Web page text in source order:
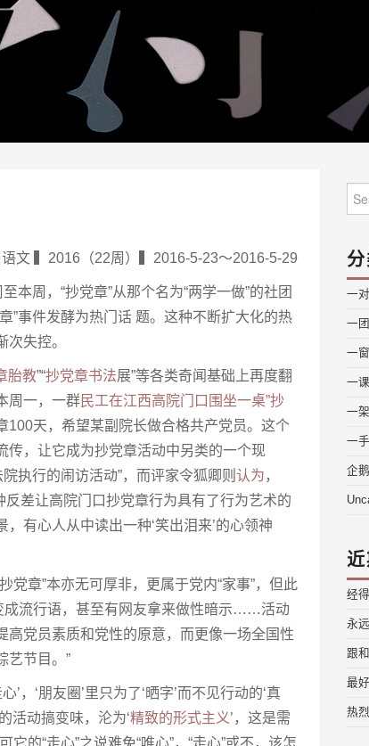
语文 ▍2016（22周）▍2016-5-23～2016-5-29
本周，“抄党章”从那个名为“两学一做”的社团
”事件发酵为热门话 题。这种不断扩大化的热
失控。
胎教”“抄党章书法展”等各类奇闻基础上再度翻
周一，一群民工在江西高院门口围坐一桌”抄
100天，希望某副院长做合格共产党员。这个
传，让它成为抄党章活动中另类的一个现
执行的闹访活动”，而评家令狐卿则 认为 ，
反差让高院门口抄党章行为具有了行为艺术的
有心人从中读出一种‘笑出泪来’的心领神
党章”本亦无可厚非，更属于党内“家事”，但此
成流行语，甚至有网友拿来做性暗示……活动
高党员素质和党性的原意，而更像一场全国性
艺节目。”
，‘朋友圈’里只为了‘晒字’而不见行动的‘真
活动搞变味，沦为‘精致的形式主义’，这是需
的“走心”之说难免“唯心”，“走心”或不，该怎
for:
分
一
一
一
一
一
一
企
经
永
跟
最
热